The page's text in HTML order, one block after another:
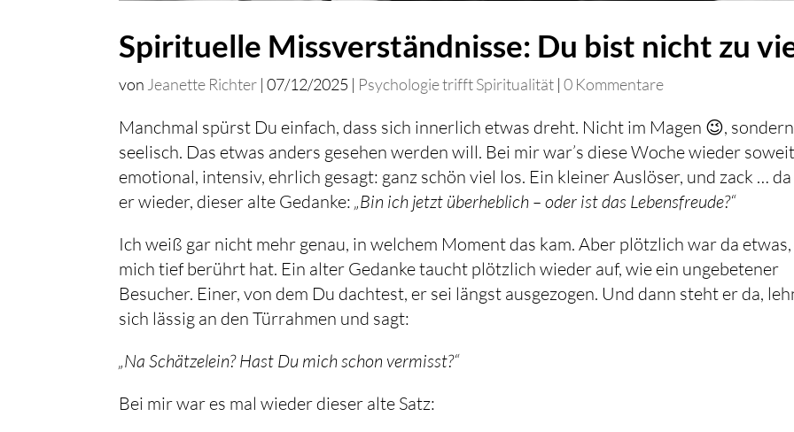
Spirituelle Missverständnisse: Du bist nicht zu
von Jeanette Richter |07/12/2025 | Psychologie trifft Spiritualität |0 Kommentare
Manchmal spürst Du einfach, dass sich innerlich etwas dreht. Nicht im Magen 😉, sondern
seelisch. Das etwas anders gesehen werden will. Bei mir war’s diese Woche wieder
emotional, intensiv, ehrlich gesagt: ganz schön viel los. Ein kleiner Auslöser, und zack …
er wieder, dieser alte Gedanke:„Bin ich jetzt überheblich – oder ist das Lebensfreude?“
Ich weiß gar nicht mehr genau, in welchem Moment das kam. Aber plötzlich war da etwas,
mich tief berührt hat. Ein alter Gedanke taucht plötzlich wieder auf, wie ein ungebetener
Besucher. Einer, von dem Du dachtest, er sei längst ausgezogen. Und dann steht er da,
sich lässig an den Türrahmen und sagt:
„Na Schätzelein? Hast Du mich schon vermisst?“
Bei mir war es mal wieder dieser alte Satz: